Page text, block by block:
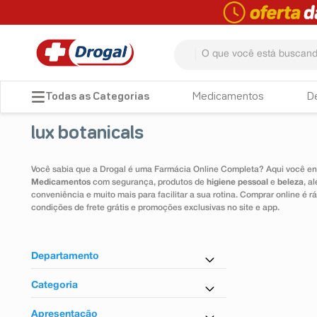
TERMOS MAIS BUSCADOS
3º lenço umedecido
4º tadalafila
7º teste gravidez
8º esmalte
Medicamentos
lux botanicals
Você sabia que a Drogal é uma Farmácia Online Completa? Aqui você
Medicamentos com segurança, produtos de higiene pessoal e beleza,
conveniência e muito mais para facilitar a sua rotina. Comprar online é
condições de frete grátis e promoções exclusivas no site e app.
Departamento
Higiene Pessoal
Categoria
Sabonete em Barra
Apresentação